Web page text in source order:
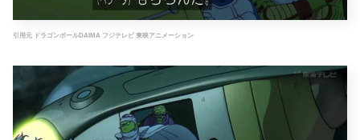
引用元 ドラゴンボールDAIMA フジテレビ 東映アニメーション